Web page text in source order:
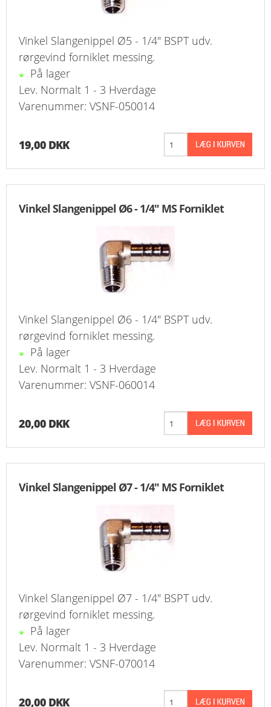
Vinkel Slangenippel Ø5 - 1/4" BSPT udv.
rørgevind forniklet messing.
På lager
Lev. Normalt 1 - 3 Hverdage
Varenummer: VSNF-050014
19,00 DKK
Vinkel Slangenippel Ø6 - 1/4" MS Forniklet
Vinkel Slangenippel Ø6 - 1/4" BSPT udv.
rørgevind forniklet messing.
På lager
Lev. Normalt 1 - 3 Hverdage
Varenummer: VSNF-060014
20,00 DKK
Vinkel Slangenippel Ø7 - 1/4" MS Forniklet
Vinkel Slangenippel Ø7 - 1/4" BSPT udv.
rørgevind forniklet messing.
På lager
Lev. Normalt 1 - 3 Hverdage
Varenummer: VSNF-070014
20,00 DKK